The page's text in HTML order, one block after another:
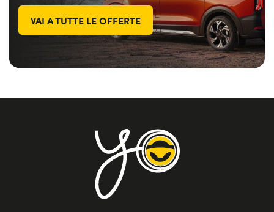
VAI A TUTTE LE OFFERTE